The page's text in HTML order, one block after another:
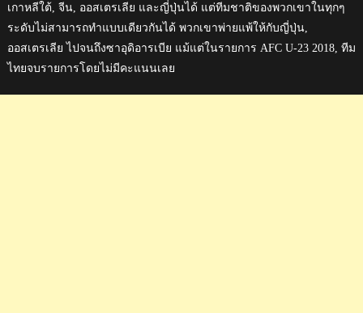
เกาหลีใต้, จีน, ออสเตรเลีย และญี่ปุ่นได้ แต่ทีมชาติของพวกเขาในทุกๆ
ระดับไม่สามารถทำแบบเดียวกันได้ พวกเขาพ่ายแพ้ให้กับญี่ปุ่น,
ออสเตรเลีย ไปจนถึงซาอุดิอารเบีย แม้แต่ในรายการ AFC U-23 2018, ทีม
ไทยจบรายการโดยไม่มีคะแนนเลย